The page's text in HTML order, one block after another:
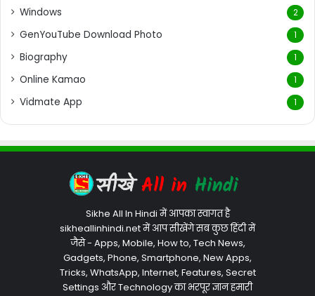
Windows 2
GenYouTube Download Photo 1
Biography 1
Online Kamao 1
Vidmate App 1
Sikhe All In Hindi में आपका स्वागत है
sikheallinhindi.net में आप सीखेंगे सब कुछ हिंदी में
जैसे - Apps, Mobile, How to, Tech News,
Gadgets, Phone, Smartphone, New Apps,
Tricks, WhatsApp, Internet, Features, Secret
Settings और Technology का भरपूर ज्ञान हमारी